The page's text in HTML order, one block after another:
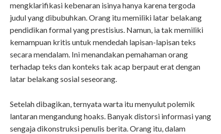
mengklarifikasi kebenaran isinya hanya karena tergoda
judul yang dibubuhkan. Orang itu memiliki latar belakang
pendidikan formal yang prestisius. Namun, ia tak memiliki
kemampuan kritis untuk mendedah lapisan-lapisan teks
secara mendalam. Ini menandakan pemahaman orang
terhadap teks dan konteks tak acap berpaut erat dengan
latar belakang sosial seseorang.
Setelah dibagikan, ternyata warta itu menyulut polemik
lantaran mengandung hoaks. Banyak distorsi informasi yang
sengaja dikonstruksi penulis berita. Orang itu, dalam